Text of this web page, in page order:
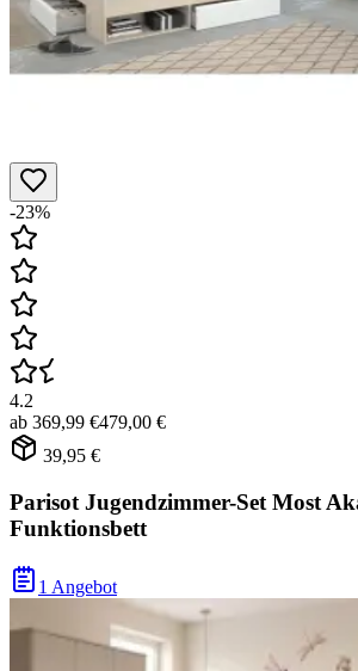
-23%
4.2
ab 369,99 €479,00 €
39,95 €
Parisot Jugendzimmer-Set Most
Funktionsbett
1 Angebot